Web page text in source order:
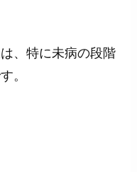
、特に未病の段階
。